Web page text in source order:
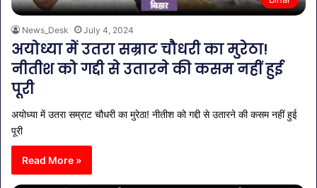
News_Desk July 4, 2024
अयोध्या में उतरा सम्राट चौधरी का मुरेठा!
नीतीश को गद्दी से उतारने की कसम नहीं हुई
पूरी
अयोध्या में उतरा सम्राट चौधरी का मुरेठा! नीतीश को गद्दी से उतारने की कसम नहीं हुई
पूरी
Read More »